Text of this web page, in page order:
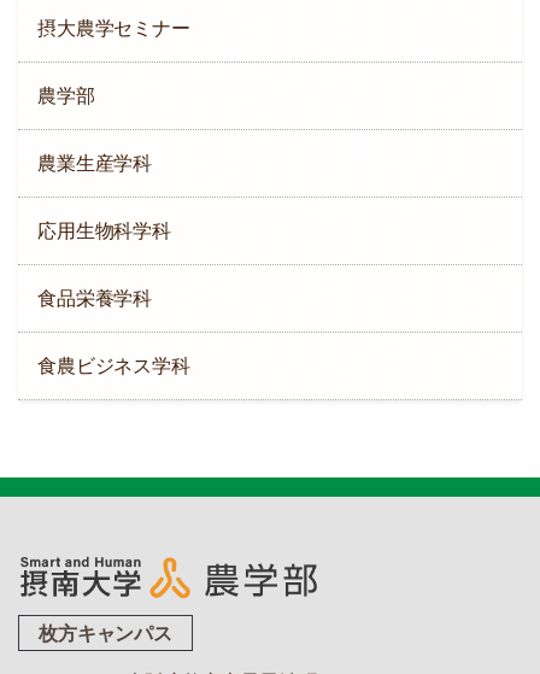
摂大農学セミナー
農学部
農業生産学科
応用生物科学科
食品栄養学科
食農ビジネス学科
枚方キャンパス